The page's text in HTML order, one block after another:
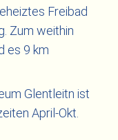
Freibad
Zum weithin
es 9 km
Glentleitn ist
April-Okt.